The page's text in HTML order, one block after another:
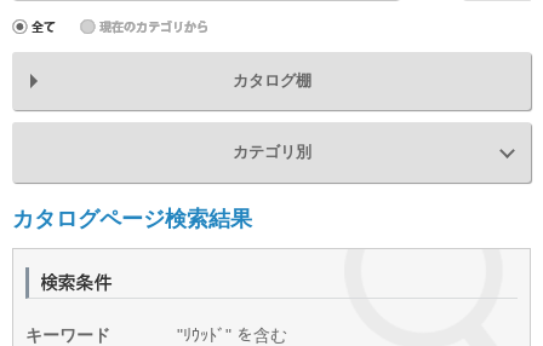
カタログ棚
カテゴリ別
カタログページ検索結果
キーワード "ﾘｳｯﾄﾞ" を含む